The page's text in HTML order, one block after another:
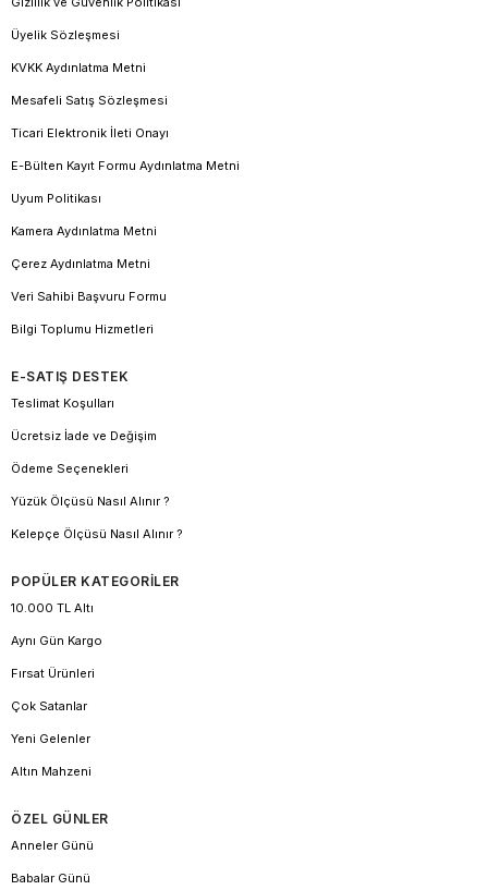
Üyelik Sözleşmesi
KVKK Aydınlatma Metni
Mesafeli Satış Sözleşmesi
Ticari Elektronik İleti Onayı
E-Bülten Kayıt Formu Aydınlatma Metni
Uyum Politikası
Kamera Aydınlatma Metni
Çerez Aydınlatma Metni
Veri Sahibi Başvuru Formu
Bilgi Toplumu Hizmetleri
E-SATIŞ DESTEK
Teslimat Koşulları
Ücretsiz İade ve Değişim
Ödeme Seçenekleri
Yüzük Ölçüsü Nasıl Alınır ?
Kelepçe Ölçüsü Nasıl Alınır ?
POPÜLER KATEGORİLER
10.000 TL Altı
Aynı Gün Kargo
Fırsat Ürünleri
Çok Satanlar
Yeni Gelenler
Altın Mahzeni
ÖZEL GÜNLER
Anneler Günü
Babalar Günü